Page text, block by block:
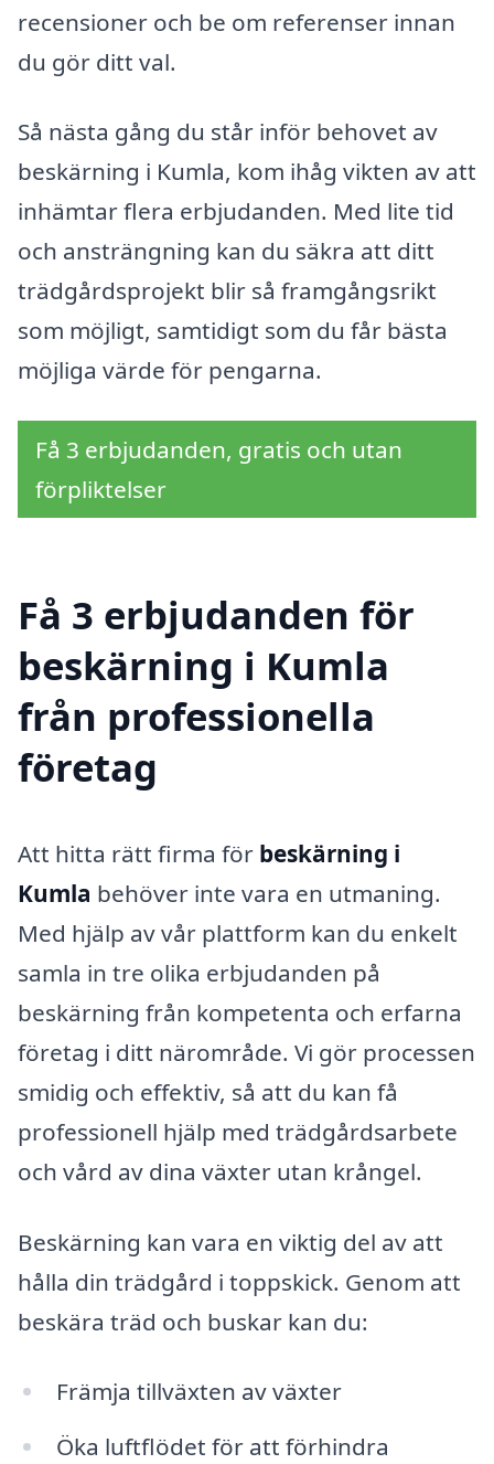
recensioner och be om referenser innan
du gör ditt val.
Så nästa gång du står inför behovet av
beskärning i Kumla, kom ihåg vikten av att
inhämtar flera erbjudanden. Med lite tid
och ansträngning kan du säkra att ditt
trädgårdsprojekt blir så framgångsrikt
som möjligt, samtidigt som du får bästa
möjliga värde för pengarna.
Få 3 erbjudanden, gratis och utan
förpliktelser
Få 3 erbjudanden för
beskärning i Kumla
från professionella
företag
Att hitta rätt firma för beskärning i
Kumla behöver inte vara en utmaning.
Med hjälp av vår plattform kan du enkelt
samla in tre olika erbjudanden på
beskärning från kompetenta och erfarna
företag i ditt närområde. Vi gör processen
smidig och effektiv, så att du kan få
professionell hjälp med trädgårdsarbete
och vård av dina växter utan krångel.
Beskärning kan vara en viktig del av att
hålla din trädgård i toppskick. Genom att
beskära träd och buskar kan du:
Främja tillväxten av växter
Öka luftflödet för att förhindra